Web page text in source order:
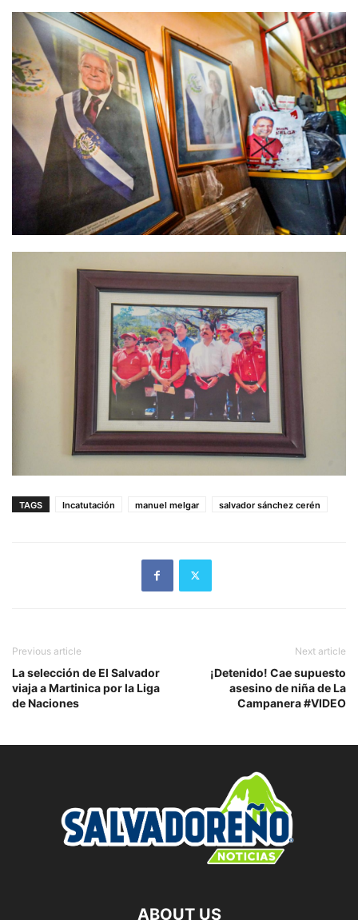
TAGS Incatutación manuel melgar salvador sánchez cerén
Previous article
La selección de El Salvador
viaja a Martinica por la Liga
de Naciones
Next article
¡Detenido! Cae supuesto
asesino de niña de La
Campanera #VIDEO
ABOUT US